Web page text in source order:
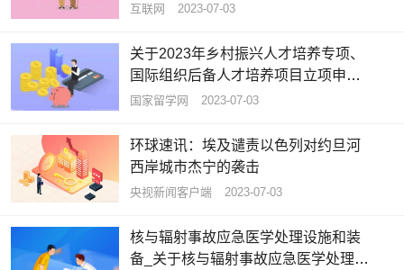
互联网 2023-07-03
关于2023年乡村振兴人才培养专项、
国际组织后备人才培养项目立项申报
工作的通知
国家留学网 2023-07-03
环球速讯：埃及谴责以色列对约旦河
西岸城市杰宁的袭击
央视新闻客户端 2023-07-03
核与辐射事故应急医学处理设施和装
备_关于核与辐射事故应急医学处理设